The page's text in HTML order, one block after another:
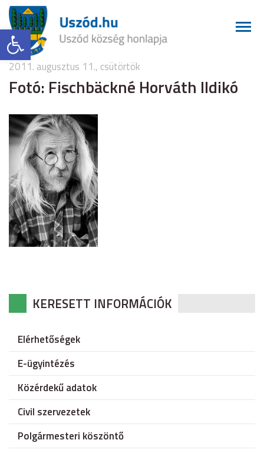
Eszköztár megnyitása
2011. augusztus 11., csütörtök
Fotó: Fischbäckné Horváth Ildikó
KERESETT INFORMÁCIÓK
Elérhetőségek
E-ügyintézés
Közérdekű adatok
Civil szervezetek
Polgármesteri köszöntő